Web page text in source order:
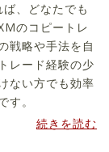
、どなたでも
のコピートレ
戦略や手法を自
レード経験の少
ない方でも効率
す。
続きを読む